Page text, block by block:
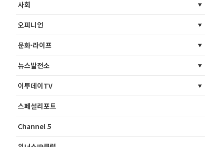
사회
오피니언
문화·라이프
뉴스발전소
이투데이TV
스페셜리포트
Channel 5